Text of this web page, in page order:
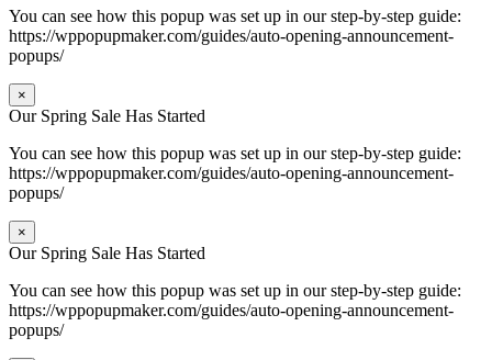
You can see how this popup was set up in our step-by-step guide:
https://wppopupmaker.com/guides/auto-opening-announcement-
popups/
×
Our Spring Sale Has Started
You can see how this popup was set up in our step-by-step guide:
https://wppopupmaker.com/guides/auto-opening-announcement-
popups/
×
Our Spring Sale Has Started
You can see how this popup was set up in our step-by-step guide:
https://wppopupmaker.com/guides/auto-opening-announcement-
popups/